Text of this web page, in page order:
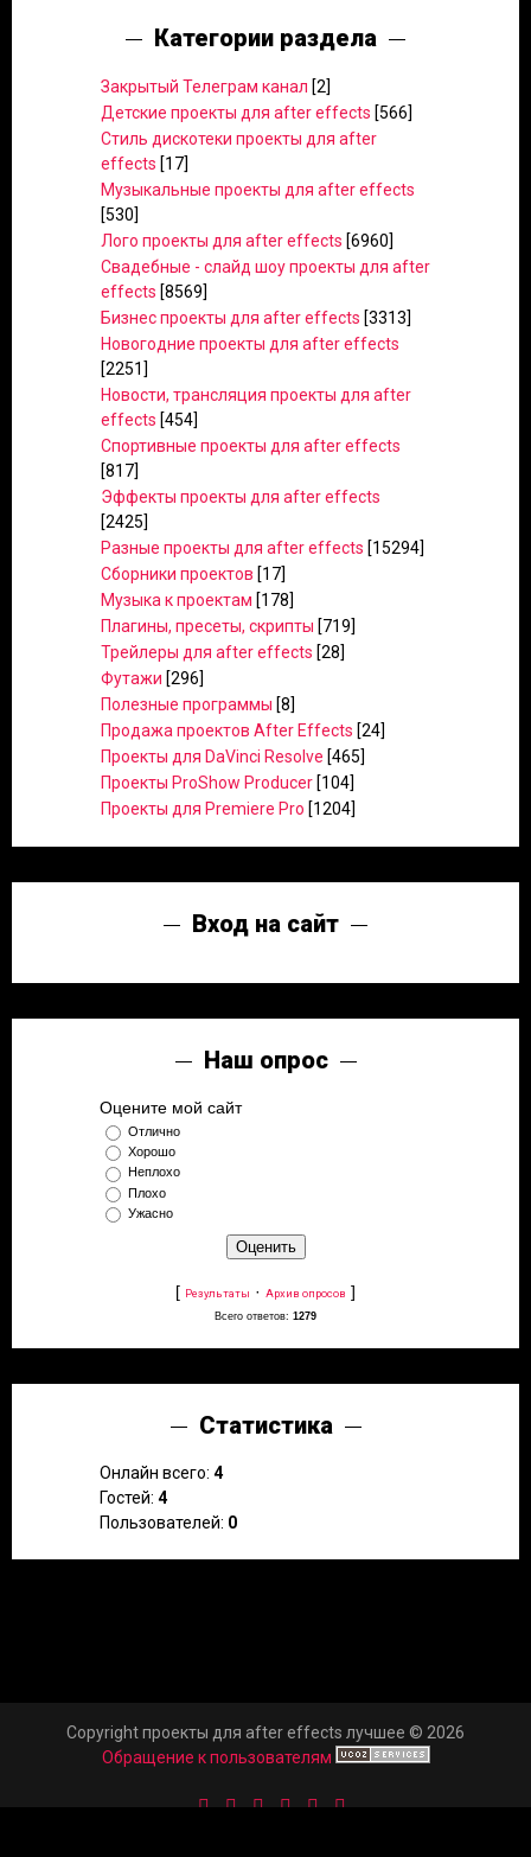
Категории раздела
Закрытый Телеграм канал [2]
Детские проекты для after effects [566]
Стиль дискотеки проекты для after
effects [17]
Музыкальные проекты для after effects
[530]
Лого проекты для after effects [6960]
Свадебные - слайд шоу проекты для after
effects [8569]
Бизнес проекты для after effects [3313]
Новогодние проекты для after effects
[2251]
Новости, трансляция проекты для after
effects [454]
Спортивные проекты для after effects
[817]
Эффекты проекты для after effects
[2425]
Разные проекты для after effects [15294]
Сборники проектов [17]
Музыка к проектам [178]
Плагины, пресеты, скрипты [719]
Трейлеры для after effects [28]
Футажи [296]
Полезные программы [8]
Продажа проектов After Effects [24]
Проекты для DaVinci Resolve [465]
Проекты ProShow Producer [104]
Проекты для Premiere Pro [1204]
Вход на сайт
Наш опрос
Оцените мой сайт
Отлично
Хорошо
Неплохо
Плохо
Ужасно
[ Результаты · Архив опросов ]
Всего ответов: 1279
Статистика
Онлайн всего: 4
Гостей: 4
Пользователей: 0
Copyright проекты для after effects лучшее © 2026
Обращение к пользователям